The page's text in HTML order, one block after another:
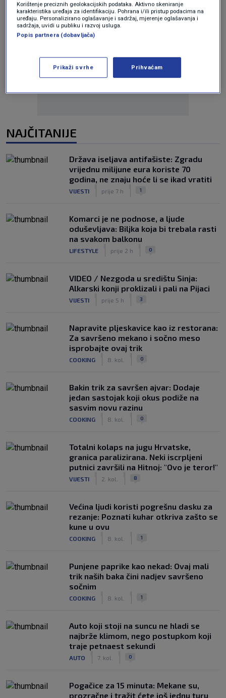
NAJČITANIJE
Država iseljava antifašiste: Zgradu
vrijednu milijune eura koriste 70
godina, ne znaju hoće li se ikad vratiti
VIJESTI prije 7 h 1
Komarci je ne podnose, a ljude
oduševljava: Biljka koja bi trebala rasti
na svakom balkonu
LIFESTYLE prije 2 h 0
VIDEO / Nezgoda u središtu Sinja:
Alkarski konji proklizali i pali na Pijaci
VIJESTI prije 5 h 3
Napravite pljeskavice kao iz restorana:
Za savršeno mekano i sočno meso
isprobajte ovaj trik
COOKING 8. kol. 0
Bakin trik za savršen ajvar: Dodaje
jedan sastojak koji okus podiže na
sasvim novu razinu
COOKING 8. kol. 0
Totalni kolaps na jugu Hrvatske,
granica paralizirana. Neki iscrpljeni
putnici završili na Hitnoj: "Ovo je teror!"
VIJESTI 2. kol. 8
Većina ljudi koristi pogrešnu dasku za
rezanje: Poznati kuhar otkriva zašto se
kune u ovu
COOKING 8. kol. 1
Punjene paprike kao nekad: Ovaj mali
trik naših baka čini nadjev savršeno
sočnim
COOKING 8. kol. 1
Auto koji stoji na suncu ne hladi se
najbrže klimom, nego postupkom koji
traje petnaest sekundi
AUTO 7. kol. 0
Pogačice za 15 minuta: Mekane su,
prozračne i tražit ćete još jednu turu
Korištenje preciznih geolokacijskih podataka. Aktivno skeniranje
karakteristika uređaja za identifikaciju. Pohrana i/ili pristup podacima na
uređaju. Personalizirano oglašavanje i sadržaj, mjerenje oglašavanja i
sadržaja, uvidi u publiku i razvoj usluga.
Popis partnera (dobavljača)
Prikaži svrhe Prihvaćam